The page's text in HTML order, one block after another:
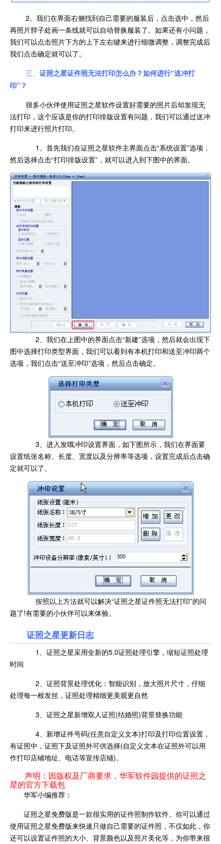
2、我们在界面右侧找到自己需要的服装后，点击选中，然后
再照片脖子处画一条线就可以自动替换服装了。如果还有小问题，
我们可以点击照片下方的上下左右键来进行细微调整，调整完成后
我们点击确定就可以了。
三、 证照之星证件照无法打印怎么办？如何进行“送冲打
印”？
很多小伙伴使用证照之星软件设置好需要的照片后却发现无
法打印，这个应该是你的打印排版设置有问题，我们可以通过送冲
打印来进行照片打印。
1、首先我们在证照之星软件主界面点击“系统设置”选项，
然后选择点击“打印排版设置”，就可以进入到下图中的界面。
2、我们在上图中的界面点击“新建”选项，然后就会出现下
图中选择打印类型界面，我们可以看到有本机打印和送至冲印两个
选项，我们点击“送至冲印”选项，然后点击确定。
3、进入发哦冲印设置界面，如下图所示，我们在界面要
设置纸张名称、长度、宽度以及分辨率等选项，设置完成后点击确
定就可以了。
按照以上方法就可以解决“证照之星证件照无法打印”的问
题了!有需要的小伙伴可以来体验。
证照之星更新日志
1、证照之星采用全新的5.0证照处理引擎，缩短证照处理
时间
2、证照背景处理优化：智能识别，放大照片尺寸，仔细
处理每一根发丝，证照处理精细更美观更自然
3、证照之星新增双人证照(结婚照)背景替换功能
4、新增证件号码(任意自定义文本)打印及打印位置设置，
有证照中，证照下及证照外可供选择(自定义文本在证照外可以用
作打印店铺地址、电话等宣传店铺)。
声明：因版权及厂商要求，华军软件园提供的证照之
星的官方下载包
华军小编推荐：
证照之星免费版是一款很实用的证件照制作软件。你可以通过
使用证照之星免费版来快速只做自己需要的证件照，不仅如此，你
还可以设置证件照的大小、背景颜色以及照片美化等，为你带来很